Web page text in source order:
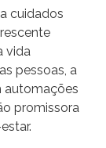
cuidados
vida
pessoas, a
automações
promissora